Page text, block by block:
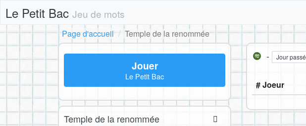
Le Petit Bac Jeu de mots
Page d'accueil
Temple de la renommée
- Jour passé
# Joeur
Jouer
Le Petit Bac
Temple de la renommée